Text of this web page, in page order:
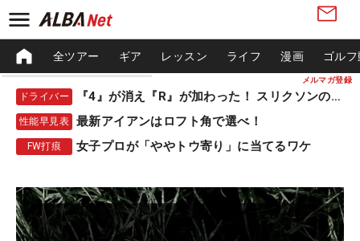
メルマガ登録
全ツアー ギア レッスン ライフ 漫画 ゴル
ドライバー 『4』が消え『R』が加わった！ スリクソンの新作
性能早見表 最新アイアンはロフト角で選べ！
FW打痕 女子プロが「ややトウ寄り」に当てるワケ